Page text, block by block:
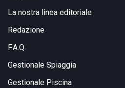
La nostra linea editoriale
Redazione
F.A.Q.
Gestionale Spiaggia
Gestionale Piscina